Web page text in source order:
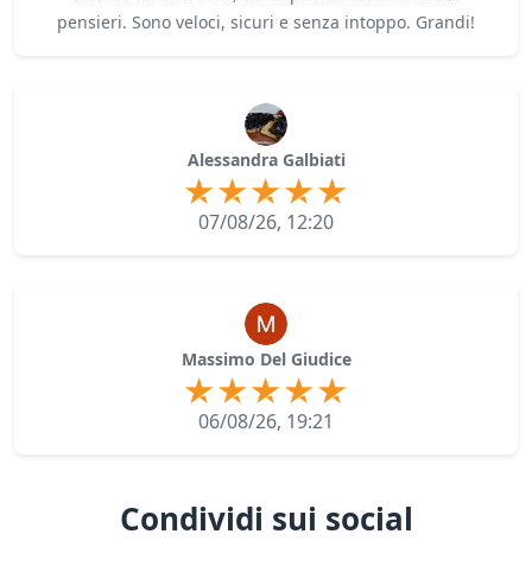
pensieri. Sono veloci, sicuri e senza intoppo. Grandi!
Alessandra Galbiati
07/08/26, 12:20
Massimo Del Giudice
06/08/26, 19:21
Condividi sui social